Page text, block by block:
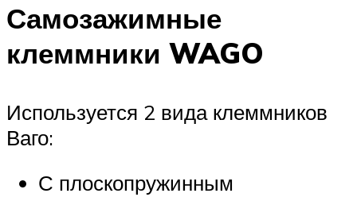
Самозажимные
клеммники WAGO
Используется 2 вида клеммников
Ваго:
С плоскопружинным